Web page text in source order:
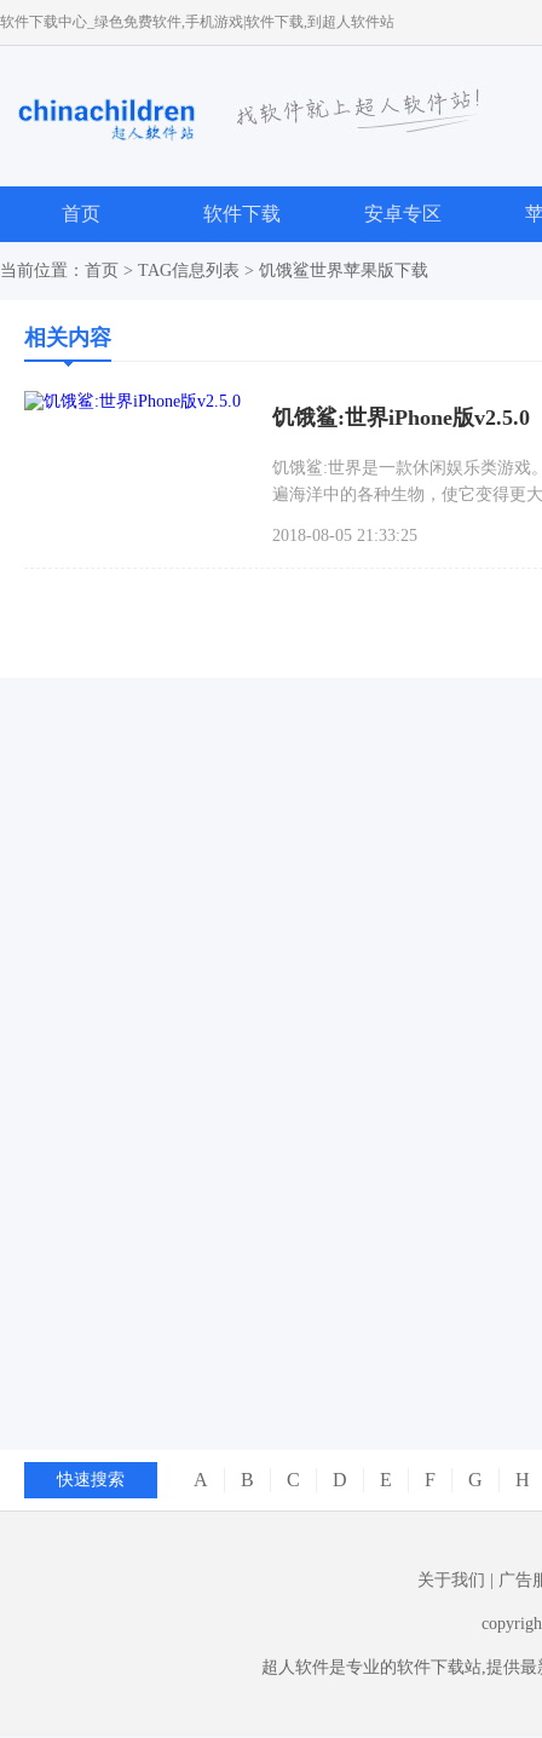
软件下载中心_绿色免费软件,手机游戏|软件下载,到超人软件站
首页 软件下载 安卓专区
当前位置： 首页 > TAG信息列表 > 饥饿鲨世界苹果版下载
相关内容
饥饿鲨:世界iPhone版v2.5.0
饥饿鲨:世界是一款休闲娱乐类游戏
遍海洋中的各种生物，使它变得更
2018-08-05 21:33:25
快速搜索 A B C D E F G H
关于我们 | 广告
超人软件是专业的软件下载站,提供